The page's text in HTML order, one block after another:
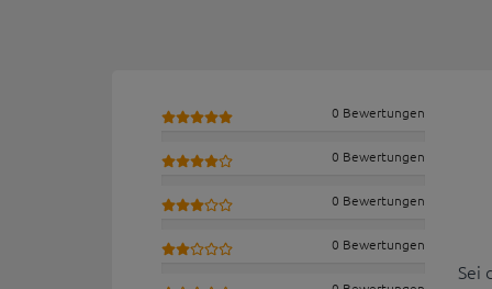
0 Bewertungen
0 Bewertungen
0 Bewertungen
0 Bewertungen
Sei